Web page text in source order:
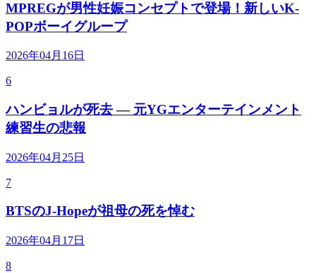
MPREGが男性妊娠コンセプトで登場！新しいK-
POPボーイグループ
2026年04月16日
6
ハンビョルが死去 — 元YGエンターテインメント
練習生の悲報
2026年04月25日
7
BTSのJ-Hopeが祖母の死を悼む
2026年04月17日
8